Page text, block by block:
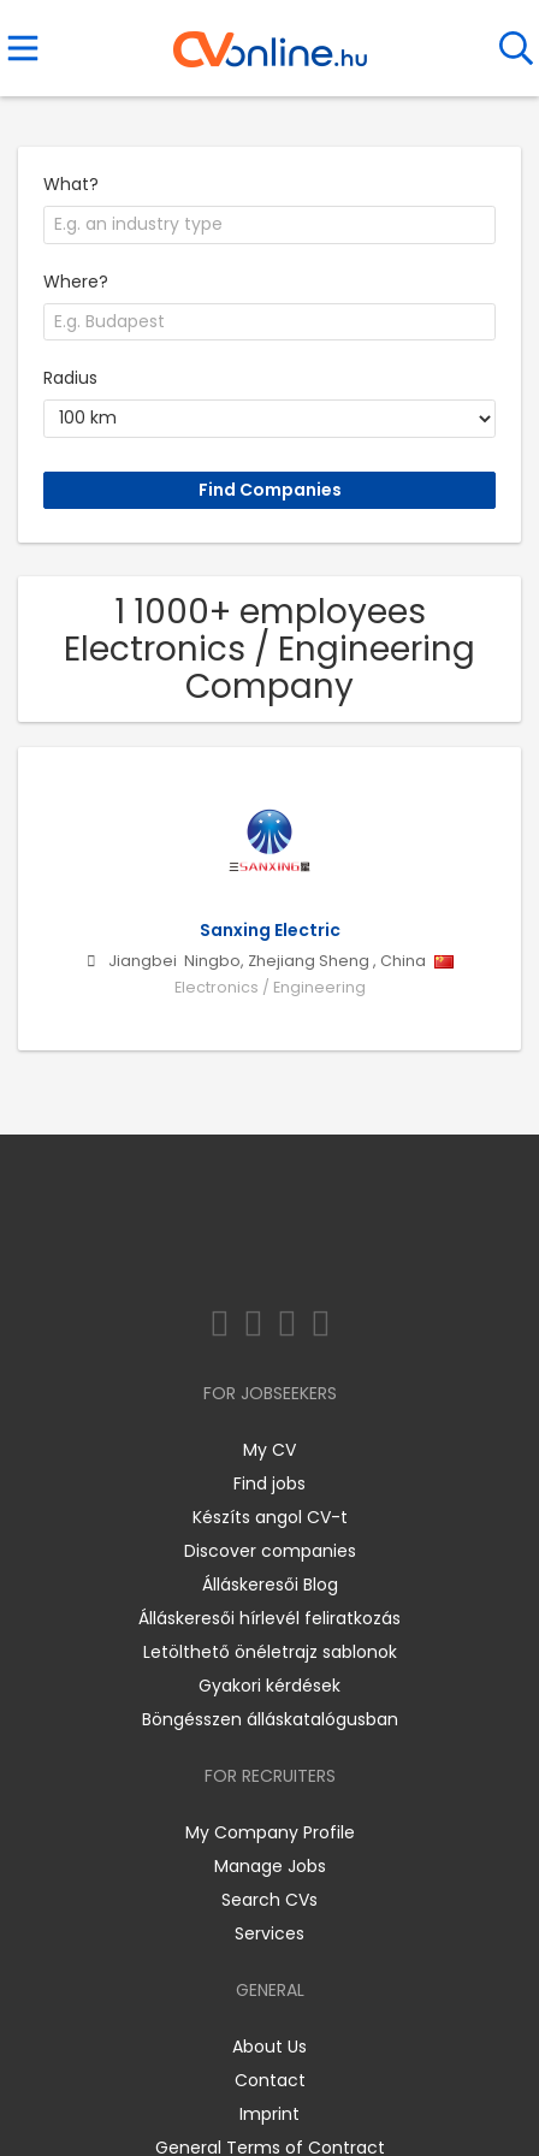
What?
Where?
Radius
1 1000+ employees
Electronics / Engineering
Company
Sanxing Electric
Jiangbei Ningbo, Zhejiang Sheng , China
Electronics / Engineering
FOR JOBSEEKERS
My CV
Find jobs
Készíts angol CV-t
Discover companies
Álláskeresői Blog
Álláskeresői hírlevél feliratkozás
Letölthető önéletrajz sablonok
Gyakori kérdések
Böngésszen álláskatalógusban
FOR RECRUITERS
My Company Profile
Manage Jobs
Search CVs
Services
GENERAL
About Us
Contact
Imprint
General Terms of Contract